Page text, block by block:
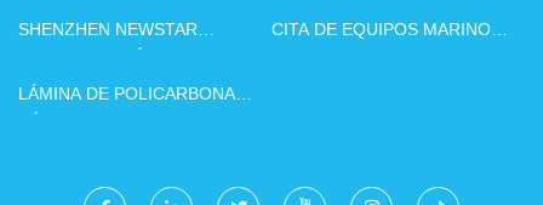
SHENZHEN NEWSTAR
LTD
CITA DE EQUIPOS MARINOS
LÁMINA DE POLICARBONATO